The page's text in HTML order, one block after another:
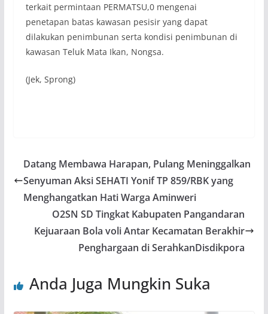
terkait permintaan PERMATSU,0 mengenai
penetapan batas kawasan pesisir yang dapat
dilakukan penimbunan serta kondisi penimbunan di
kawasan Teluk Mata Ikan, Nongsa.
(Jek, Sprong)
Datang Membawa Harapan, Pulang Meninggalkan
Senyuman Aksi SEHATI Yonif TP 859/RBK yang
Menghangatkan Hati Warga Aminweri
O2SN SD Tingkat Kabupaten Pangandaran
Kejuaraan Bola voli Antar Kecamatan Berakhir
Penghargaan di SerahkanDisdikpora
Anda Juga Mungkin Suka